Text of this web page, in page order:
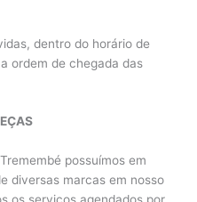
dentro do horário de
ordem de chegada das
possuímos em
diversas marcas em nosso